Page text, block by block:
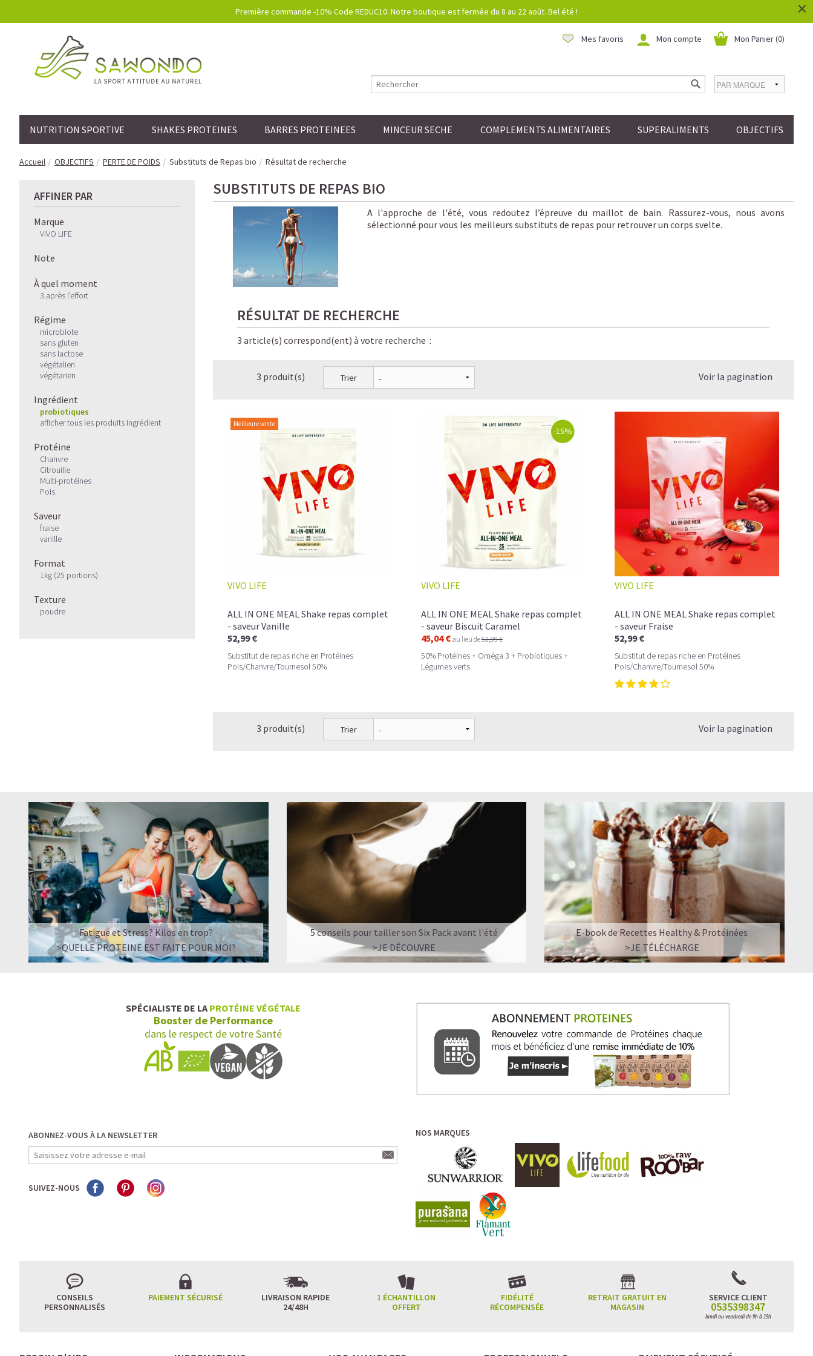
Première commande -10% Code REDUC10. Notre boutique est fermée du 8 au 22 août. Bel été ! ×
Mon Panier (0)
Mon compte
Mes favoris
NUTRITION SPORTIVE SHAKES PROTEINES BARRES PROTEINEES MINCEUR SECHE COMPLEMENTS ALIMENTAIRES SUPERALIMENTS OBJECTIFS
Accueil OBJECTIFS PERTE DE POIDS Substituts de Repas bio Résultat de recherche
AFFINER PAR
Marque
VIVO LIFE
Note
À quel moment
3.après l'effort
Régime
microbiote
sans gluten
sans lactose
végétalien
végétarien
Ingrédient
probiotiques
afficher tous les produits Ingrédient
Protéine
Chanvre
Citrouille
Multi-protéines
Pois
Saveur
fraise
vanille
Format
1kg (25 portions)
Texture
poudre
SUBSTITUTS DE REPAS BIO
A l'approche de l'été, vous redoutez l’épreuve du maillot de bain. Rassurez-vous, nous avons
sélectionné pour vous les meilleurs substituts de repas pour retrouver un corps svelte.
RÉSULTAT DE RECHERCHE
3 article(s) correspond(ent) à votre recherche :
3 produit(s) Trier Voir la pagination
Meilleure vente
VIVO LIFE
ALL IN ONE MEAL Shake repas complet
- saveur Vanille
52,99 €
Substitut de repas riche en Protéines
Pois/Chanvre/Tournesol 50%
-15%
VIVO LIFE
ALL IN ONE MEAL Shake repas complet
- saveur Biscuit Caramel
45,04 € au lieu de52,99 €
50% Protéines + Oméga 3 + Probiotiques +
Légumes verts
VIVO LIFE
ALL IN ONE MEAL Shake repas complet
- saveur Fraise
52,99 €
Substitut de repas riche en Protéines
Pois/Chanvre/Tournesol 50%
3 produit(s) Trier Voir la pagination
Fatigue et Stress? Kilos en trop?
>QUELLE PROTEINE EST FAITE POUR MOI?
5 conseils pour tailler son Six Pack avant l'été
>JE DÉCOUVRE
E-book de Recettes Healthy & Protéinées
>JE TÉLÉCHARGE
SPÉCIALISTE DE LA PROTÉINE VÉGÉTALE
Booster de Performance
dans le respect de votre Santé
ABONNEZ-VOUS À LA NEWSLETTER
SUIVEZ-NOUS
NOS MARQUES
CONSEILS
PERSONNALISÉS
PAIEMENT SÉCURISÉ
LIVRAISON RAPIDE
24/48H
1 ÉCHANTILLON
OFFERT
FIDÉLITÉ
RÉCOMPENSÉE
RETRAIT GRATUIT EN
MAGASIN
SERVICE CLIENT
0535398347
lundi au vendredi de 9h à 19h